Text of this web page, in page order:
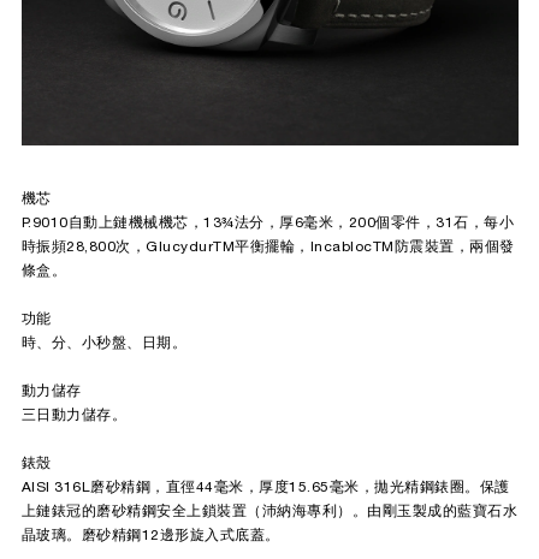
機芯
P.9010自動上鏈機械機芯，13¾法分，厚6毫米，200個零件，31石，每小
時振頻28,800次，GlucydurTM平衡擺輪，IncablocTM防震裝置，兩個發
條盒。
功能
時、分、小秒盤、日期。
動力儲存
三日動力儲存。
錶殼
AISI 316L磨砂精鋼，直徑44毫米，厚度15.65毫米，拋光精鋼錶圈。保護
上鏈錶冠的磨砂精鋼安全上鎖裝置（沛納海專利）。由剛玉製成的藍寶石水
晶玻璃。磨砂精鋼12邊形旋入式底蓋。